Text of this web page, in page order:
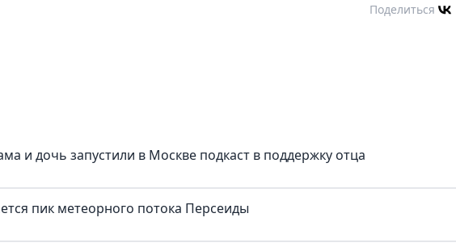
Поделиться
и дочь запустили в Москве подкаст в поддержку отца
пик метеорного потока Персеиды